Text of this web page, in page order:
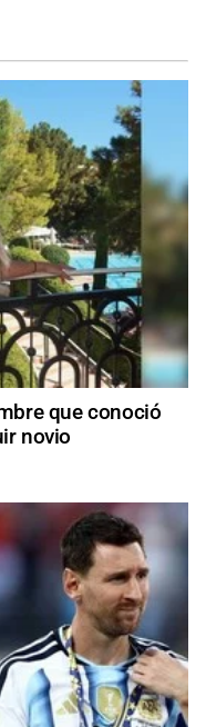
que conoció
novio